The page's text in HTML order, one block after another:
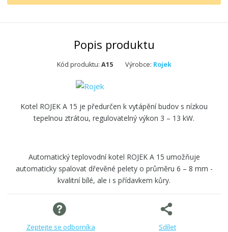
Popis produktu
Kód produktu: A15 Výrobce: Rojek
Kotel ROJEK A 15 je předurčen k vytápění budov s nízkou
tepelnou ztrátou, regulovatelný výkon 3 – 13 kW.
Automatický teplovodní kotel ROJEK A 15 umožňuje
automaticky spalovat dřevěné pelety o průměru 6 – 8 mm -
kvalitní bílé, ale i s přídavkem kůry.
Zeptejte se odborníka Sdílet